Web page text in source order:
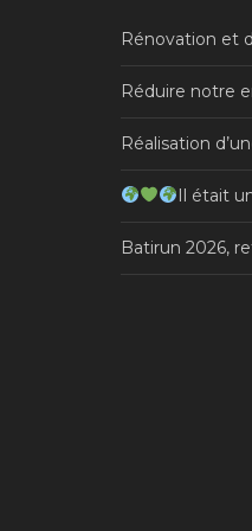
Rénovation et
Réduire notre
Réalisation
Il était
Batirun 2026,